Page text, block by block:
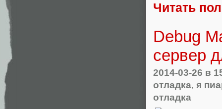
Читать
Debug
сервер
2014-03-26 в
отладка, я
отладка